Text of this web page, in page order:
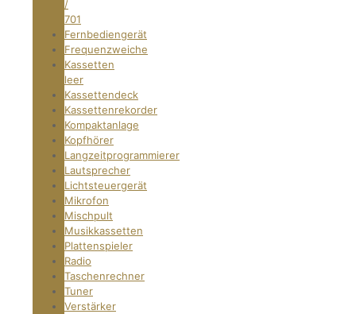
/
701
Fernbediengerät
Frequenzweiche
Kassetten
leer
Kassettendeck
Kassettenrekorder
Kompaktanlage
Kopfhörer
Langzeitprogrammierer
Lautsprecher
Lichtsteuergerät
Mikrofon
Mischpult
Musikkassetten
Plattenspieler
Radio
Taschenrechner
Tuner
Verstärker